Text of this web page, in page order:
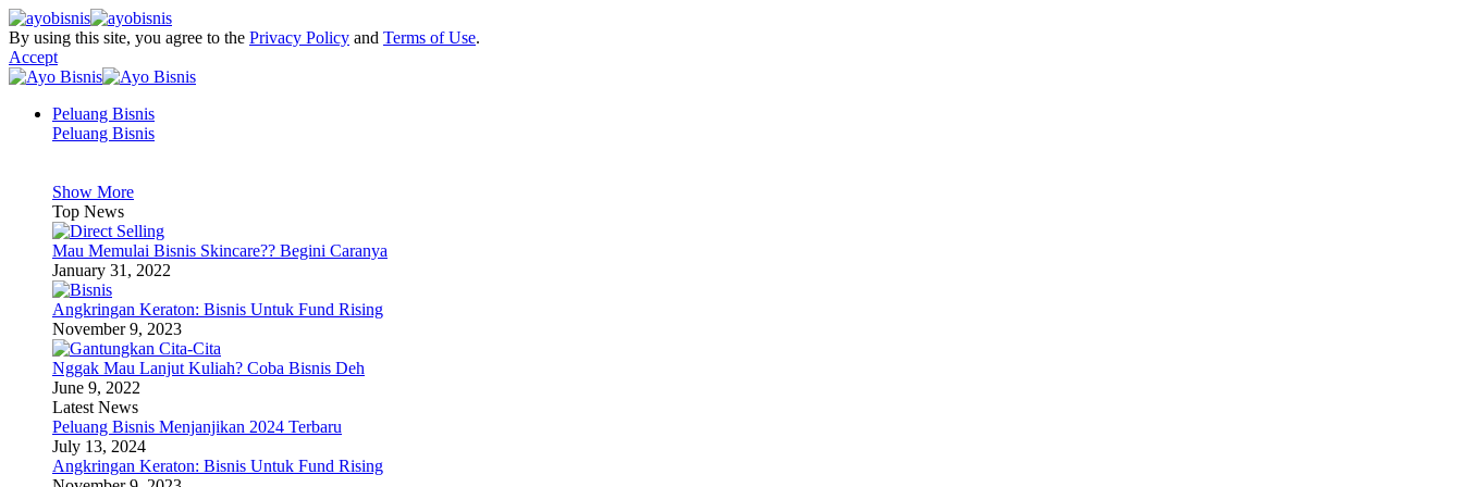
By using this site, you agree to the Privacy Policy and Terms of Use.
Accept
Peluang Bisnis
Peluang Bisnis
Show More
Top News
Mau Memulai Bisnis Skincare?? Begini Caranya
January 31, 2022
Angkringan Keraton: Bisnis Untuk Fund Rising
November 9, 2023
Nggak Mau Lanjut Kuliah? Coba Bisnis Deh
June 9, 2022
Latest News
Peluang Bisnis Menjanjikan 2024 Terbaru
July 13, 2024
Angkringan Keraton: Bisnis Untuk Fund Rising